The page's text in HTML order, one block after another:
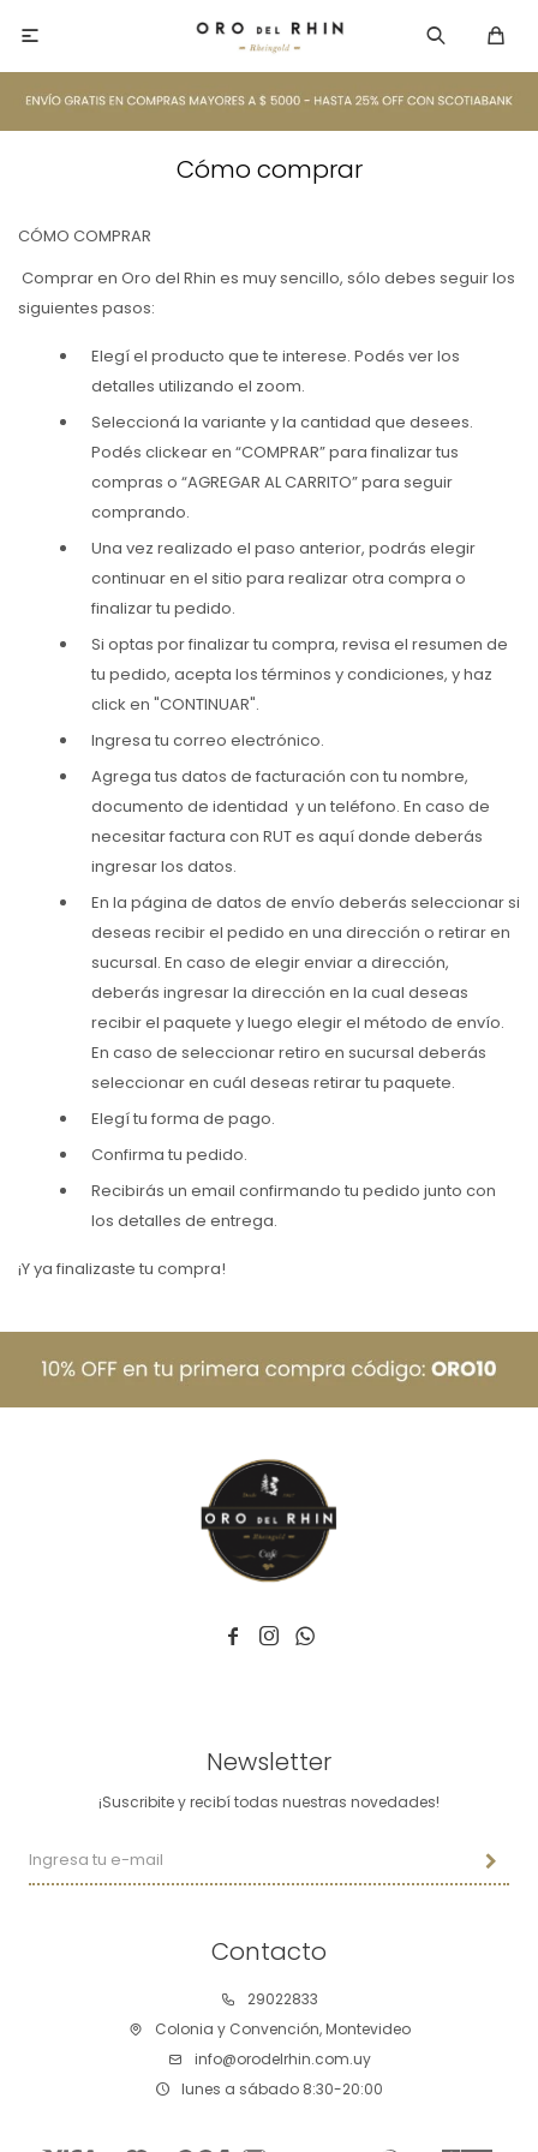

Cómo comprar
CÓMO COMPRAR
Comprar en Oro del Rhin es muy sencillo, sólo debes seguir los
siguientes pasos:
Elegí el producto que te interese. Podés ver los
detalles utilizando el zoom.
Seleccioná la variante y la cantidad que desees.
Podés clickear en “COMPRAR” para finalizar tus
compras o “AGREGAR AL CARRITO” para seguir
comprando.
Una vez realizado el paso anterior, podrás elegir
continuar en el sitio para realizar otra compra o
finalizar tu pedido.
Si optas por finalizar tu compra, revisa el resumen de
tu pedido, acepta los términos y condiciones, y haz
click en "CONTINUAR".
Ingresa tu correo electrónico.
Agrega tus datos de facturación con tu nombre,
documento de identidad y un teléfono. En caso de
necesitar factura con RUT es aquí donde deberás
ingresar los datos.
En la página de datos de envío deberás seleccionar si
deseas recibir el pedido en una dirección o retirar en
sucursal. En caso de elegir enviar a dirección,
deberás ingresar la dirección en la cual deseas
recibir el paquete y luego elegir el método de envío.
En caso de seleccionar retiro en sucursal deberás
seleccionar en cuál deseas retirar tu paquete.
Elegí tu forma de pago.
Confirma tu pedido.
Recibirás un email confirmando tu pedido junto con
los detalles de entrega.
¡Y ya finalizaste tu compra!
  
Contacto
29022833
Colonia y Convención, Montevideo
info@orodelrhin.com.uy
lunes a sábado 8:30-20:00
Newsletter
¡Suscribite y recibí todas nuestras novedades!